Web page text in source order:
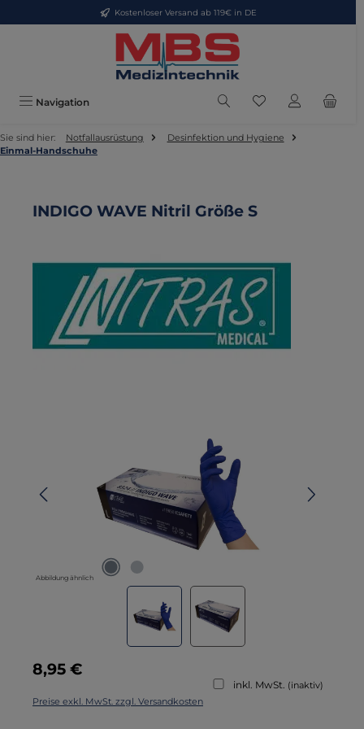
Zum Hauptinhalt springenKostenloser Versand ab 119€ in DE
Navigation Du hast 0
Sie sind hier: Notfallausrüstung
Desinfektion und Hygiene
Einmal-Handschuhe
INDIGO WAVE Nitril Größe S
Abbildung ähnlich
Regulärer Preis:
8,95 €
inkl. MwSt. (inaktiv)
Preise exkl. MwSt. zzgl. Versandkosten